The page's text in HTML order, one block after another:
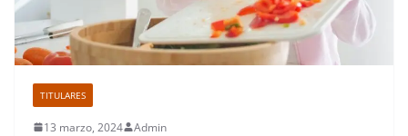
TITULARES
13 marzo, 2024 Admin